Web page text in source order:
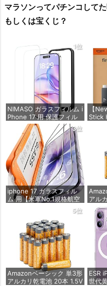
マラソンってパチンコして
もしくは宝くじ？
1位
NIMASO ガラスフィルム i
Phone 17 用 保護フィル
ム 強化ガラス 耐衝撃 高
透過率 指紋防止 貼りやす
い ガイド枠付き | いPhon
e17 (6.3インチ) 対応 2枚
セット DSP25F1698
価格：¥1,599
【
Stick
スト
プレ
3位
iphone 17 ガラスフィル
ム 用【米軍No.1規格航空
材料&独創的なガイド枠】
2枚セット 全面保護 最強
硬度10H 耐衝撃 | いphon
e17 保護フィルム 気泡な
し Zeniss 自動吸着 貼付
け簡単 iphone17フィルム
超クリア画
価格：¥1,260
アル
保存
5位
Amazonベーシック 単3形
アルカリ乾電池 20本 1.5V
ESR
世代